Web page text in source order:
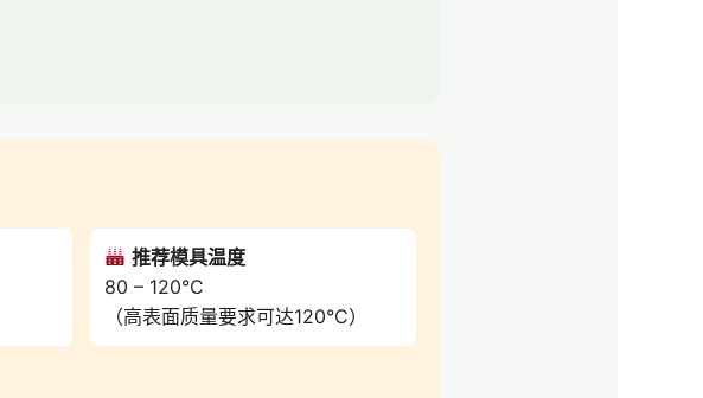
推荐模具温度
80 – 120°C
（高表面质量要求可达120°C）